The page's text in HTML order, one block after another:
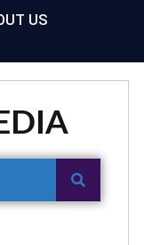
US